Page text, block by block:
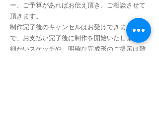
ー、ご予算があればお伝え頂き、ご相談させて
頂きます。
制作完了後のキャンセルはお受けできませんの
で、お支払い完了後に制作を開始いたします。
細かいスケッチや、明確な完成形のご提示は難